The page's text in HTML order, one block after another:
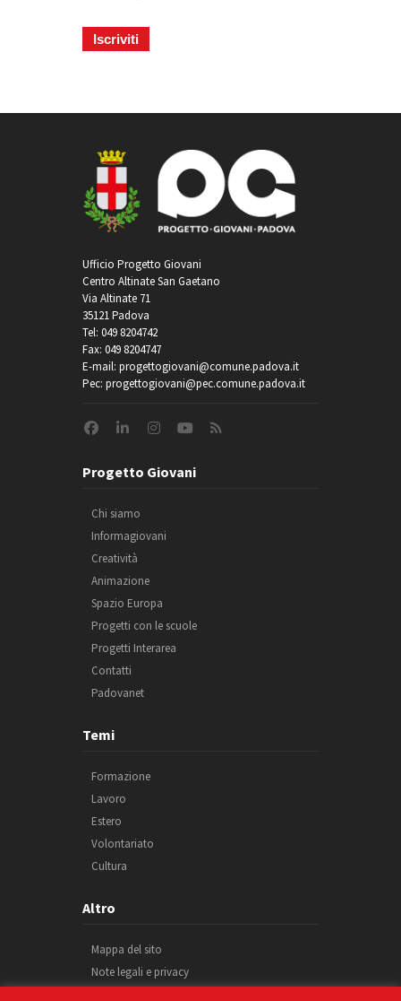
Ufficio Progetto Giovani
Centro Altinate San Gaetano
Via Altinate 71
35121 Padova
Tel: 049 8204742
Fax: 049 8204747
E-mail: progettogiovani@comune.padova.it
Pec: progettogiovani@pec.comune.padova.it
Progetto Giovani
Chi siamo
Informagiovani
Creatività
Animazione
Spazio Europa
Progetti con le scuole
Progetti Interarea
Contatti
Padovanet
Temi
Formazione
Lavoro
Estero
Volontariato
Cultura
Altro
Mappa del sito
Note legali e privacy